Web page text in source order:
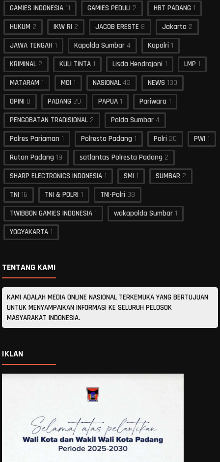
GAMIES INDONESIA 11 GAMIES PEDULI 2 HBT PADANG 1
HUKUM 2 IKW RI 2 JACOB ERESTE 8 Jakarta 2
JAWA TENGAH 1 Kapolda Sumbar 4 Kapolri 1
KRIMINAL 2 KULI TINTA 1 Lisda Hendrajoni 1 LMP 1
MATARAM 1 MOI 1 NASIONAL 43 NEWS 130
OPINI 8 PADANG 20 PAPUA 1 Pariwara 1
PENGOBATAN TRADISIONAL 2 Polda Sumbar 4
Polres Pariaman 1 Polresta Padang 1 Polri 20 PWI 1
Rutan Padang 19 satlantas Polresta Padang 2
SHARP ELECTRONICS INDONESIA 1 SMI 1 SUMBAR 2
TNI 16 TNI & POLRI 1 TNI-Polri 38
TWIBBON GAMIES INDONESIA 1 wakapolda Sumbar 1
YOGYAKARTA 1
TENTANG KAMI
KAMI ADALAH MEDIA ONLINE NASIONAL TERKEMUKA YANG BERTUJUAN
UNTUK MENYAMPAIKAN INFORMASI KE SELURUH PELOSOK
MASYARAKAT INDONESIA.
IKLAN